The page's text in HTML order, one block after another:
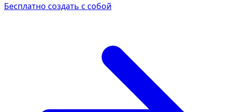
Бесплатно создать с собой